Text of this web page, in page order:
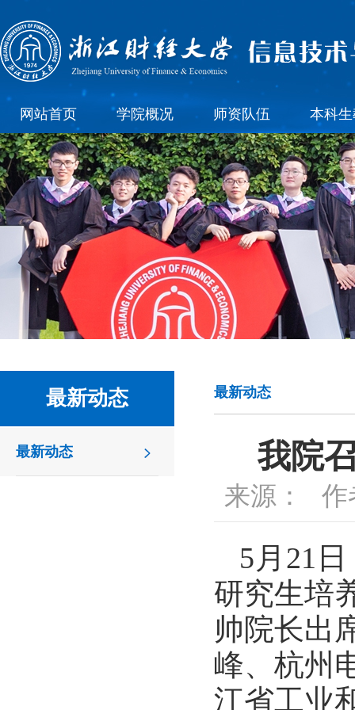
网站首页 学院概况 师资队伍 本科
最新动态
最新动态
最新动态
我院
来源： 作
5月21
研究生培
帅院长出
峰、杭州
江省工业